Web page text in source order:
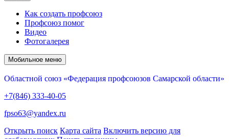
Как создать профсоюз
Профсоюз помог
Видео
Фотогалерея
Мобильное меню
Областной союз «Федерация профсоюзов Самарской области»
+7(846) 333-40-05
fpso63@yandex.ru
Открыть поиск Карта сайта Включить версию для